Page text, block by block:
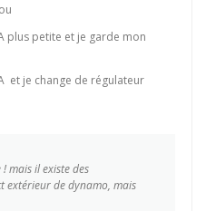
plus petite et je garde mon
et je change de régulateur
mais il existe des
extérieur de dynamo, mais